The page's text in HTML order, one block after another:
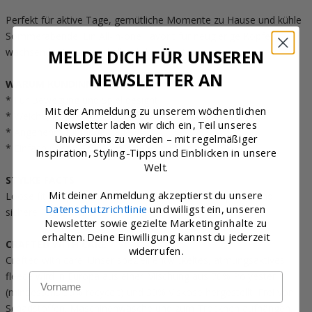
Perfekt für aktive Tage, gemütliche Momente zu Hause und kühle
Sommerabende. Ein All-in-one Favorit für neugierige Köpfe,
wachsende Körper und alltägliche Abenteuer.
WARUM KUNDINNEN ES LIEBEN
* Für Bewegung und Spiel designt
* Weiche, leichte Wärme
* Angenehm für lange Tage
* Einfach über die Saisons hinweg zu tragen
STYLKE FACTS
Loose fit Jumpsuit mit Rippbündchen für eine bequeme und
sichere Passform.
CRAFTED WITH CARE
Crafted with care. Unser speziell entwickeltes, atmungsaktives
fleece wird in Europa aus einer Mischung aus 70% Polyester
(mindestens 50% recycelt) und 30% Viskose hergestellt. Frei von
Schadstoffen. Maschinenwäsche und zum Trocknen aufhängen.
MELDE DICH FÜR UNSEREN
NEWSLETTER AN
Mit der Anmeldung zu unserem wöchentlichen
Newsletter laden wir dich ein, Teil unseres
Universums zu werden – mit regelmäßiger
Inspiration, Styling-Tipps und Einblicken in unsere
Welt.
Mit deiner Anmeldung akzeptierst du unsere
Datenschutzrichtlinie und willigst ein, unseren
Newsletter sowie gezielte Marketinginhalte zu
erhalten. Deine Einwilligung kannst du jederzeit
widerrufen.
Name